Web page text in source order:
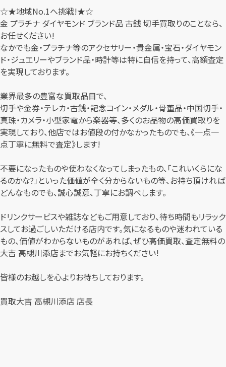
☆★地域No.1へ挑戦!★☆
金 プラチナ ダイヤモンド ブランド品 古銭 切手買取りのことなら、
お任せください!
なかでも金・プラチナ等のアクセサリー・貴金属・宝石・ダイヤモン
ド・ジュエリーやブランド品・時計等は特に自信を持って、高額査定
を実現しております。
業界最多の豊富な買取品目で、
切手や金券・テレカ・古銭・記念コイン・メダル・骨董品・中国切手・
真珠・カメラ・小型家電から楽器等、多くのお品物の高価買取りを
実現しており、他店ではお値段の付かなかったものでも、《一点一
点丁寧に無料で査定》します!
不要になったものや使わなくなってしまったもの、「これいくらにな
るのかな?」といった価値が全く分からないもの等、お持ち頂ければ
どんなものでも、誠心誠意、丁寧にお調べします。
ドリンクサービスや雑誌などもご用意しており、待ち時間もリラック
スしてお過ごしいただける店内です。気になるものや迷われている
もの、価値がわからないものがあれば、ぜひ高価買取、査定無料の
大吉 高槻川添店までお気軽にお持ちください!
皆様のお越しを心よりお待ちしております。
買取大吉 高槻川添店 店長